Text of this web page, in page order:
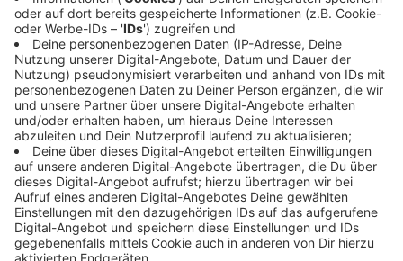
17. Spieltag: 19.12. - 21.12.2025: F95 – Greuther
Fürth
20. Spieltag: 30.01. - 01.02.2026: F95 – SC
Paderborn 07
29. Spieltag: 10.04. - 12.04.2026: F95 – Holstein
Kiel
Anzeige
Was sind die Fortuna Freispiele?
Anzeige